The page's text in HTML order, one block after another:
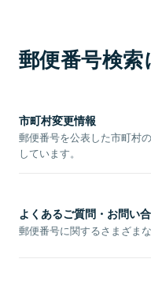
郵便番号検
市町村変更情報
郵便番号を公表した市町村
しています。
よくあるご質問・お問い
郵便番号に関するさまざま